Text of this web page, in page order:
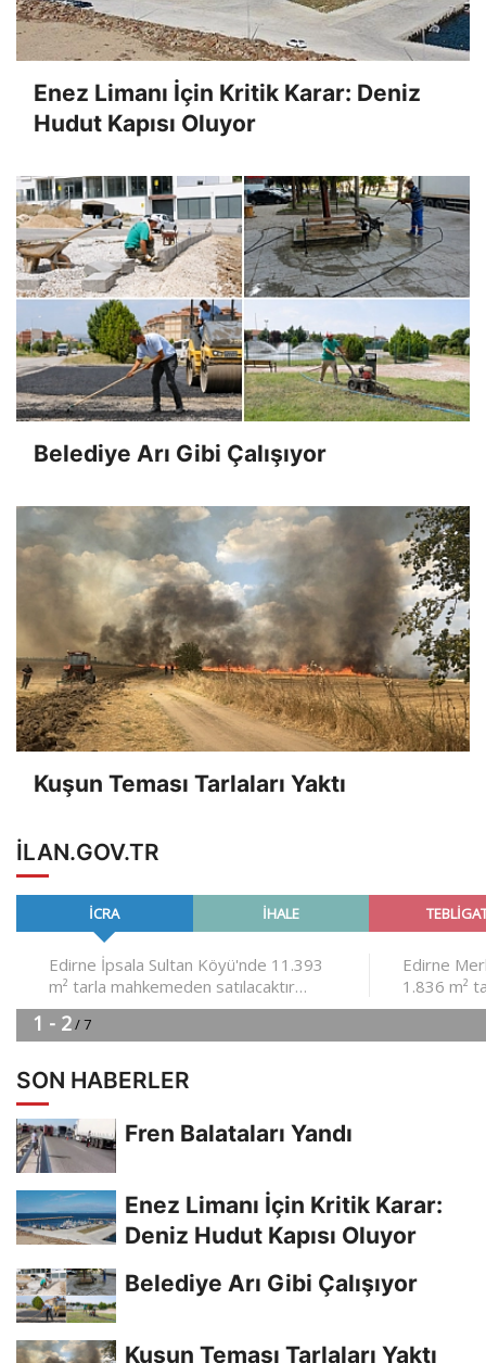
Enez Limanı İçin Kritik Karar: Deniz
Hudut Kapısı Oluyor
Belediye Arı Gibi Çalışıyor
Kuşun Teması Tarlaları Yaktı
ILAN.GOV.TR
SON HABERLER
Fren Balataları Yandı
Enez Limanı İçin Kritik Karar:
Deniz Hudut Kapısı Oluyor
Belediye Arı Gibi Çalışıyor
Kuşun Teması Tarlaları Yaktı